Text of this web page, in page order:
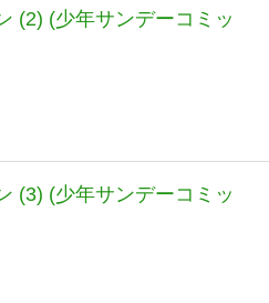
(2) (少年サンデーコミッ
(3) (少年サンデーコミッ